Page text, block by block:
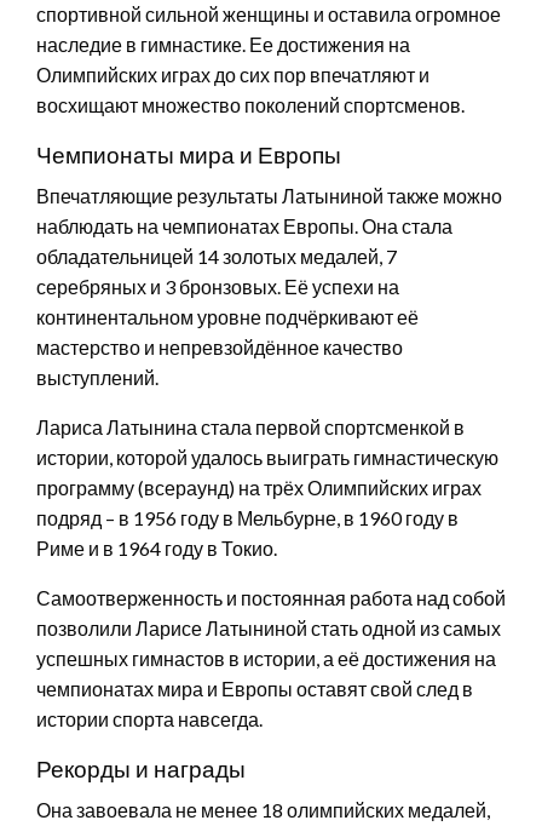
спортивной сильной женщины и оставила огромное
наследие в гимнастике. Ее достижения на
Олимпийских играх до сих пор впечатляют и
восхищают множество поколений спортсменов.
Чемпионаты мира и Европы
Впечатляющие результаты Латыниной также можно
наблюдать на чемпионатах Европы. Она стала
обладательницей 14 золотых медалей, 7
серебряных и 3 бронзовых. Её успехи на
континентальном уровне подчёркивают её
мастерство и непревзойдённое качество
выступлений.
Лариса Латынина стала первой спортсменкой в
истории, которой удалось выиграть гимнастическую
программу (всераунд) на трёх Олимпийских играх
подряд – в 1956 году в Мельбурне, в 1960 году в
Риме и в 1964 году в Токио.
Самоотверженность и постоянная работа над собой
позволили Ларисе Латыниной стать одной из самых
успешных гимнастов в истории, а её достижения на
чемпионатах мира и Европы оставят свой след в
истории спорта навсегда.
Рекорды и награды
Она завоевала не менее 18 олимпийских медалей,